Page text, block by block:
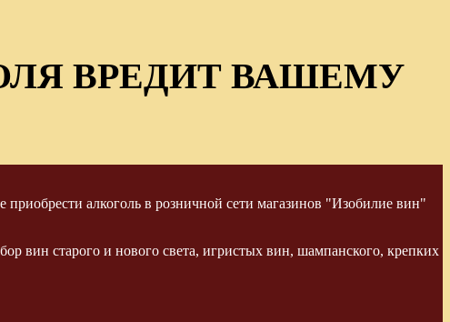
ВРЕДИТ ВАШЕМУ
алкоголь в розничной сети магазинов "Изобилие вин"
вин старого и нового света, игристых вин, шампанского, крепких